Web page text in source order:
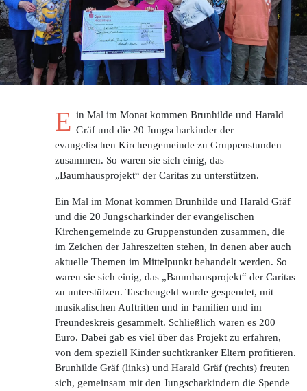
E in Mal im Monat kommen Brunhilde und Harald
Gräf und die 20 Jungscharkinder der
evangelischen Kirchengemeinde zu Gruppenstunden
zusammen. So waren sie sich einig, das
„Baumhausprojekt“ der Caritas zu unterstützen.
Ein Mal im Monat kommen Brunhilde und Harald Gräf
und die 20 Jungscharkinder der evangelischen
Kirchengemeinde zu Gruppenstunden zusammen, die
im Zeichen der Jahreszeiten stehen, in denen aber auch
aktuelle Themen im Mittelpunkt behandelt werden. So
waren sie sich einig, das „Baumhausprojekt“ der Caritas
zu unterstützen. Taschengeld wurde gespendet, mit
musikalischen Auftritten und in Familien und im
Freundeskreis gesammelt. Schließlich waren es 200
Euro. Dabei gab es viel über das Projekt zu erfahren,
von dem speziell Kinder suchtkranker Eltern profitieren.
Brunhilde Gräf (links) und Harald Gräf (rechts) freuten
sich, gemeinsam mit den Jungscharkindern die Spende